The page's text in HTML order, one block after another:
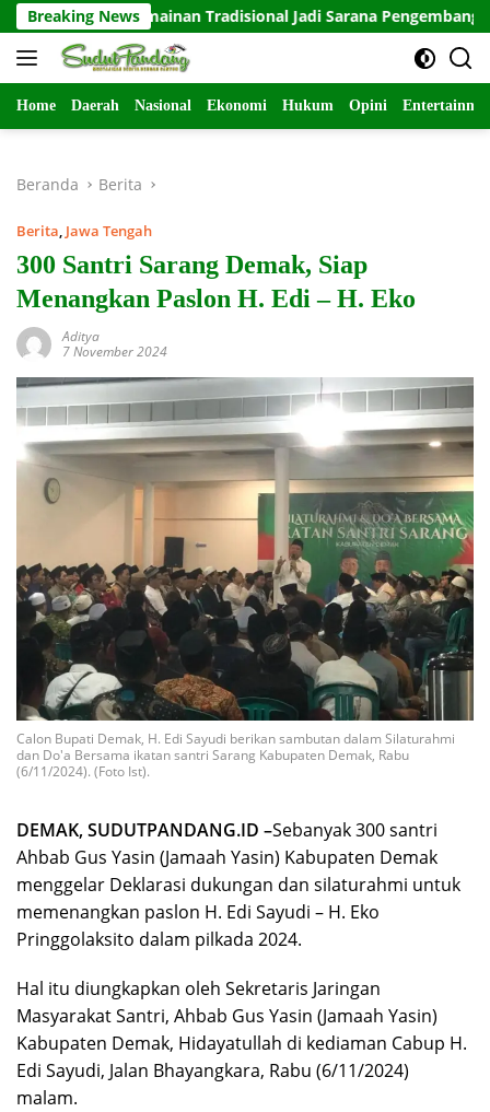
Langsung
ke
konten
Breaking News
Permainan Tradisional Jadi Sarana Pengembangan
Home Daerah Nasional Ekonomi Hukum Opini
Beranda Berita
Berita, Jawa Tengah
300 Santri Sarang Demak, Siap
Menangkan Paslon H. Edi – H. Eko
Aditya
7 November 2024
Calon Bupati Demak, H. Edi Sayudi berikan sambutan dalam Silaturahmi
dan Do'a Bersama ikatan santri Sarang Kabupaten Demak, Rabu
(6/11/2024). (Foto Ist).
DEMAK, SUDUTPANDANG.ID –Sebanyak 300 santri
Ahbab Gus Yasin (Jamaah Yasin) Kabupaten Demak
menggelar Deklarasi dukungan dan silaturahmi untuk
memenangkan paslon H. Edi Sayudi – H. Eko
Pringgolaksito dalam pilkada 2024.
Hal itu diungkapkan oleh Sekretaris Jaringan
Masyarakat Santri, Ahbab Gus Yasin (Jamaah Yasin)
Kabupaten Demak, Hidayatullah di kediaman Cabup H.
Edi Sayudi, Jalan Bhayangkara, Rabu (6/11/2024)
malam.